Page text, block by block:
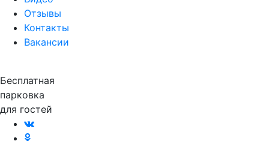
Отзывы
Контакты
Вакансии
Бесплатная
парковка
для гостей